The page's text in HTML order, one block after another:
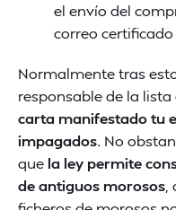
el envío del
correo certificado
Normalmente tras
responsable de la
carta manifestado tu
impagados. No
que la ley permite
de antiguos morosos